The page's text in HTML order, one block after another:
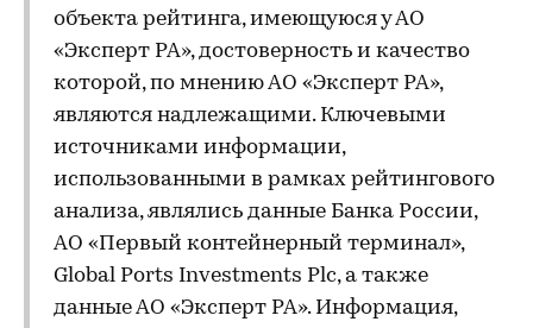
объекта рейтинга, имеющуюся у АО
«Эксперт РА», достоверность и качество
которой, по мнению АО «Эксперт РА»,
являются надлежащими. Ключевыми
источниками информации,
использованными в рамках рейтингового
анализа, являлись данные Банка России,
АО «Первый контейнерный терминал»,
Global Ports Investments Plc, а также
данные АО «Эксперт РА». Информация,